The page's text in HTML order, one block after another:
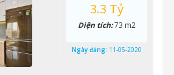
3.3 Tỷ
Diện tích:73 m2
Ngày đăng: 11-05-2020